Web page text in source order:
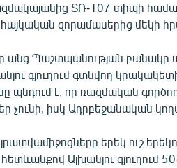
ՏՌ-107 տիպի
հայկական զորամասերից մեկի
անց Պաշտպանության բանակը
գյուղում գտնվող
պնդում է, որ ռազմական
չունի, իսկ Ադրբեջանական
երեկ ուշ
Ալխանլու գյուղում